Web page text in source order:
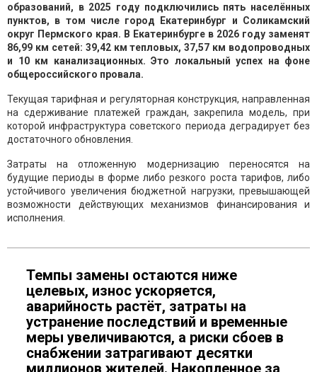
образований, в 2025 году подключились пять населённых
пунктов, в том числе город Екатеринбург и Соликамский
округ Пермского края. В Екатеринбурге в 2026 году заменят
86,99 км сетей: 39,42 км тепловых, 37,57 км водопроводных
и 10 км канализационных. Это локальный успех на фоне
общероссийского провала.
Текущая тарифная и регуляторная конструкция, направленная
на сдерживание платежей граждан, закрепила модель, при
которой инфраструктура советского периода деградирует без
достаточного обновления.
Затраты на отложенную модернизацию переносятся на
будущие периоды в форме либо резкого роста тарифов, либо
устойчивого увеличения бюджетной нагрузки, превышающей
возможности действующих механизмов финансирования и
исполнения.
Темпы замены остаются ниже
целевых, износ ускоряется,
аварийность растёт, затраты на
устранение последствий и временные
меры увеличиваются, а риски сбоев в
снабжении затрагивают десятки
миллионов жителей. Накопленное за